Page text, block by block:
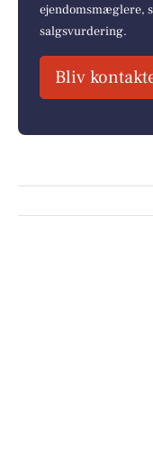
ejendomsmæglere,
salgsvurdering.
Bliv